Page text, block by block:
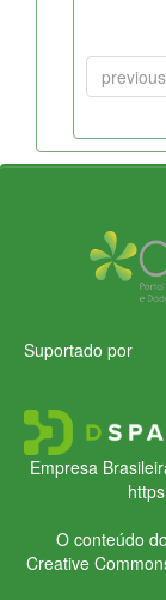
previous
Suportado por
Empresa
O conteúdo
Creative